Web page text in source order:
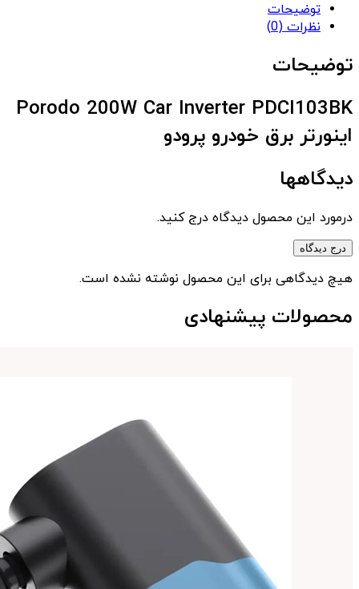
توضیحات
نظرات (0)
توضیحات
Porodo 200W Car Inverter PDCI103BK
اینورتر برق خودرو پرودو
دیدگاهها
درمورد این محصول دیدگاه درج کنید.
درج دیدگاه
هیچ دیدگاهی برای این محصول نوشته نشده است.
محصولات پیشنهادی